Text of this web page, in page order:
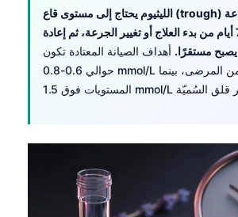
الليثيوم يحتاج إلى مستوى قاع (trough) بعد 12 ساعة
بحوالي 5-7 أيام من بدء العلاج أو تغيير الجرعة، ثم إعادة
مستقرًا. أهداف الصيانة المعتادة تكون
حوالي 0.6-0.8 mmol/L لدى كثير من المرضى، بينما
हिन्दी
Bahasa Indonesia
Հայերեն
Српски језик
Svenska
Bosanski
Azərbaycan dili